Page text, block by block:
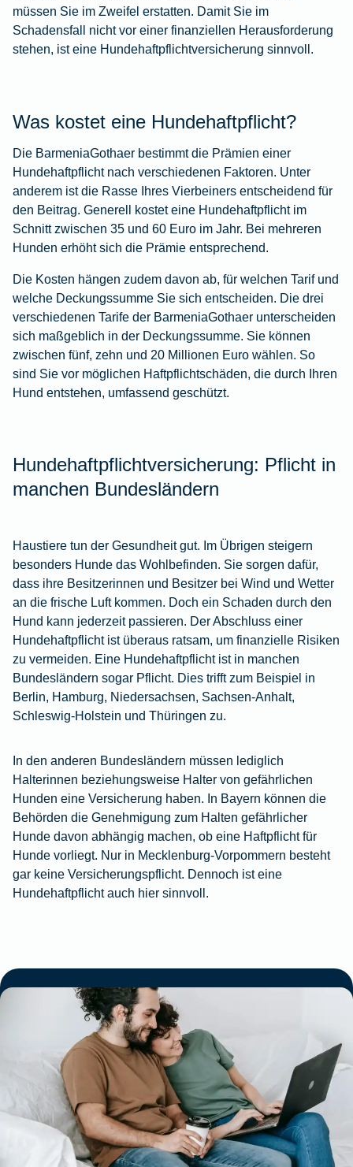
müssen Sie im Zweifel erstatten. Damit Sie im
Schadensfall nicht vor einer finanziellen Herausforderung
stehen, ist eine Hundehaftpflichtversicherung sinnvoll.
Was kostet eine Hundehaftpflicht?
Die BarmeniaGothaer bestimmt die Prämien einer
Hundehaftpflicht nach verschiedenen Faktoren. Unter
anderem ist die Rasse Ihres Vierbeiners entscheidend für
den Beitrag. Generell kostet eine Hundehaftpflicht im
Schnitt zwischen 35 und 60 Euro im Jahr. Bei mehreren
Hunden erhöht sich die Prämie entsprechend.
Die Kosten hängen zudem davon ab, für welchen Tarif und
welche Deckungssumme Sie sich entscheiden. Die drei
verschiedenen Tarife der BarmeniaGothaer unterscheiden
sich maßgeblich in der Deckungssumme. Sie können
zwischen fünf, zehn und 20 Millionen Euro wählen. So
sind Sie vor möglichen Haftpflichtschäden, die durch Ihren
Hund entstehen, umfassend geschützt.
Hundehaftpflichtversicherung: Pflicht in
manchen Bundesländern
Haustiere tun der Gesundheit gut. Im Übrigen steigern
besonders Hunde das Wohlbefinden. Sie sorgen dafür,
dass ihre Besitzerinnen und Besitzer bei Wind und Wetter
an die frische Luft kommen. Doch ein Schaden durch den
Hund kann jederzeit passieren. Der Abschluss einer
Hundehaftpflicht ist überaus ratsam, um finanzielle Risiken
zu vermeiden. Eine Hundehaftpflicht ist in manchen
Bundesländern sogar Pflicht. Dies trifft zum Beispiel in
Berlin, Hamburg, Niedersachsen, Sachsen-Anhalt,
Schleswig-Holstein und Thüringen zu.
In den anderen Bundesländern müssen lediglich
Halterinnen beziehungsweise Halter von gefährlichen
Hunden eine Versicherung haben. In Bayern können die
Behörden die Genehmigung zum Halten gefährlicher
Hunde davon abhängig machen, ob eine Haftpflicht für
Hunde vorliegt. Nur in Mecklenburg-Vorpommern besteht
gar keine Versicherungspflicht. Dennoch ist eine
Hundehaftpflicht auch hier sinnvoll.